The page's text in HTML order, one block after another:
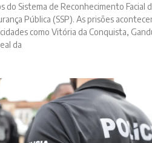
do Sistema de Reconhecimento Facial
Pública (SSP). As prisões
como Vitória da Conquista,
da